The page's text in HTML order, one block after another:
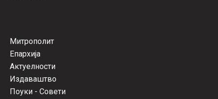
Митрополит
Епархија
Актуелности
Издаваштво
Поуки - Совети